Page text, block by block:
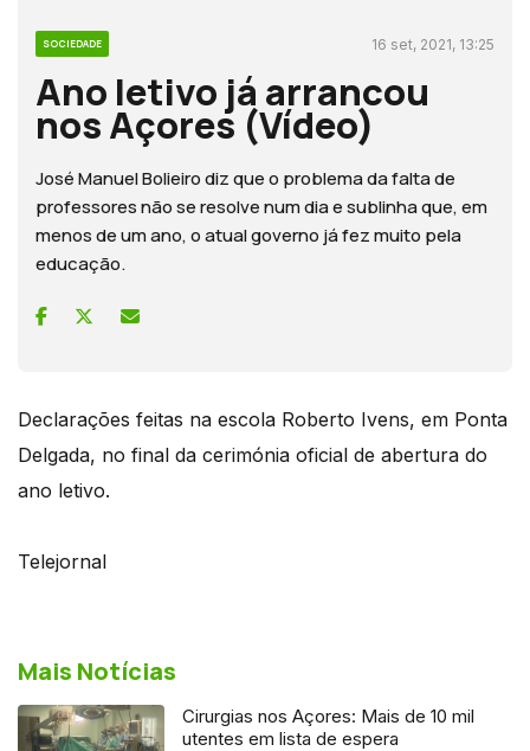
SOCIEDADE 16 set, 2021, 13:25
Ano letivo já arrancou
nos Açores (Vídeo)
José Manuel Bolieiro diz que o problema da falta de
professores não se resolve num dia e sublinha que, em
menos de um ano, o atual governo já fez muito pela
educação.
Declarações feitas na escola Roberto Ivens, em Ponta
Delgada, no final da cerimónia oficial de abertura do
ano letivo.
Telejornal
Mais Notícias
Cirurgias nos Açores: Mais de 10 mil
utentes em lista de espera